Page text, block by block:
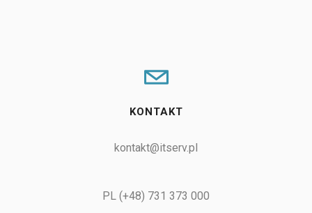
KONTAKT
kontakt@itserv.pl
PL (+48) 731 373 000